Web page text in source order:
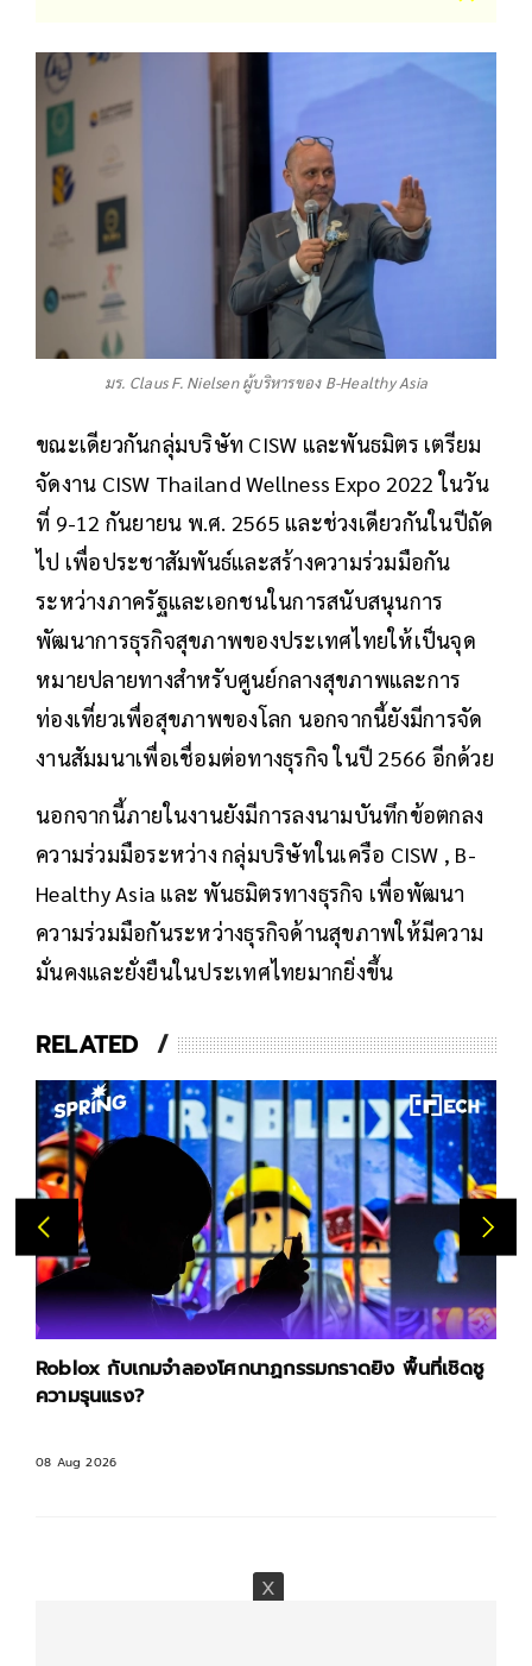
มร. Claus F. Nielsen ผู้บริหารของ B-Healthy Asia
ขณะเดียวกันกลุ่มบริษัท CISW และพันธมิตร เตรียม
จัดงาน CISW Thailand Wellness Expo 2022 ในวัน
ที่ 9-12 กันยายน พ.ศ. 2565 และช่วงเดียวกันในปีถัด
ไป เพื่อประชาสัมพันธ์และสร้างความร่วมมือกัน
ระหว่างภาครัฐและเอกชนในการสนับสนุนการ
พัฒนาการธุรกิจสุขภาพของประเทศไทยให้เป็นจุด
หมายปลายทางสำหรับศูนย์กลางสุขภาพและการ
ท่องเที่ยวเพื่อสุขภาพของโลก นอกจากนี้ยังมีการจัด
งานสัมมนาเพื่อเชื่อมต่อทางธุรกิจ ในปี 2566 อีกด้วย
นอกจากนี้ภายในงานยังมีการลงนามบันทึกข้อตกลง
ความร่วมมือระหว่าง กลุ่มบริษัทในเครือ CISW , B-
Healthy Asia และ พันธมิตรทางธุรกิจ เพื่อพัฒนา
ความร่วมมือกันระหว่างธุรกิจด้านสุขภาพให้มีความ
มั่นคงและยั่งยืนในประเทศไทยมากยิ่งขึ้น
RELATED
Roblox กับเกมจำลองโศกนาฏกรรมกราดยิง พื้นที่เชิดชู
ความรุนแรง?
08 Aug 2026